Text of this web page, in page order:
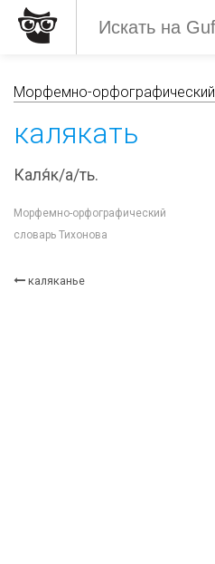
Морфемно-
калякать
Каля́к/а/ть.
Морфемно-орфографический
словарь Тихонова
каляканье